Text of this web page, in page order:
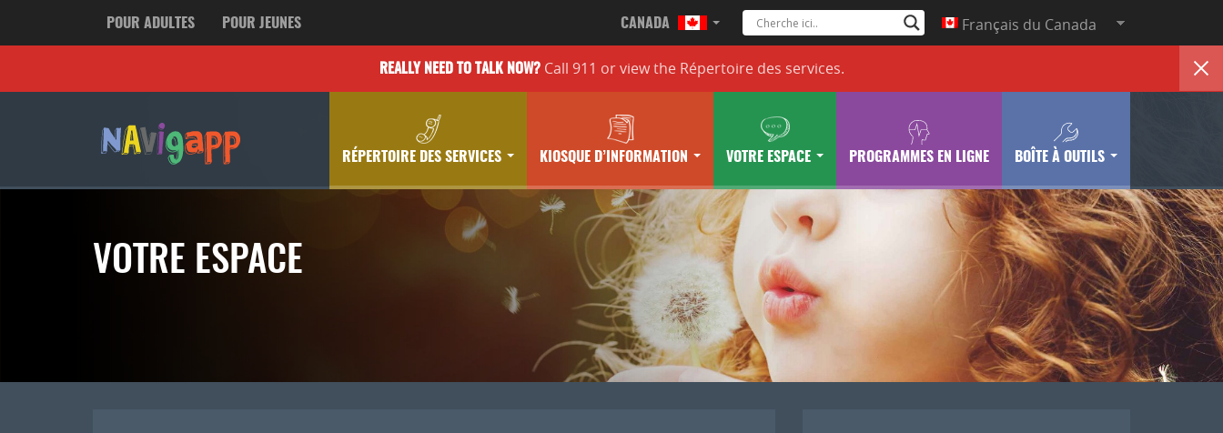
POUR ADULTES POUR JEUNES CANADA Français du Canada
REALLY NEED TO TALK NOW? Call 911 orview the Répertoire des services.
RÉPERTOIRE DES SERVICES KIOSQUE D’INFORMATION VOTRE ESPACE PROGRAMMES EN LIGNE BOÎTE À OUTILS
VOTRE ESPACE